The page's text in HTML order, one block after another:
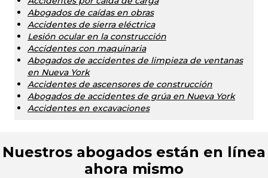
Abogados de caídas en obras
Accidentes de sierra eléctrica
Lesión ocular en la construcción
Accidentes con maquinaria
Abogados de accidentes de limpieza de ventanas
en Nueva York
Accidentes de ascensores de construcción
Abogados de accidentes de grúa en Nueva York
Accidentes en excavaciones
Nuestros abogados están en línea
ahora mismo